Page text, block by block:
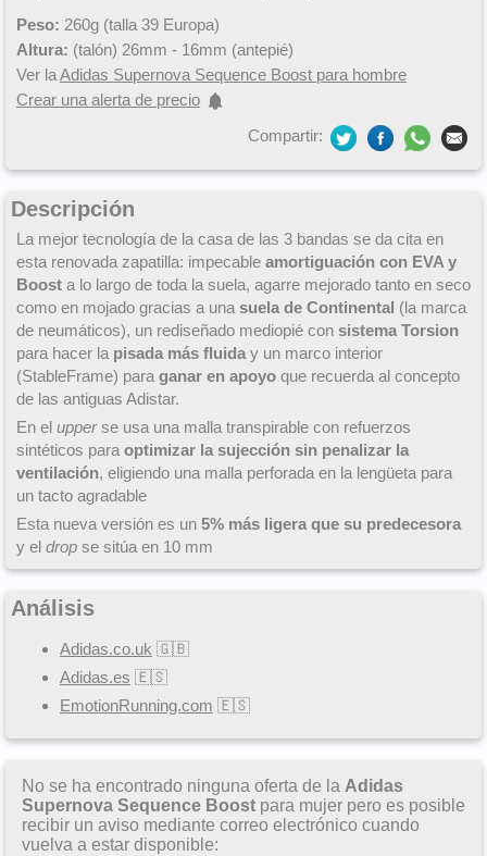
Peso: 260g (talla 39 Europa)
Altura: (talón) 26mm - 16mm (antepié)
Ver laAdidas Supernova Sequence Boost para hombre
Crear una alerta de precio
Compartir:
Descripción
La mejor tecnología de la casa de las 3 bandas se da cita en
esta renovada zapatilla: impecable amortiguación con EVA y
Boost a lo largo de toda la suela, agarre mejorado tanto en seco
como en mojado gracias a una suela de Continental (la marca
de neumáticos), un rediseñado mediopié con sistema Torsion
para hacer la pisada más fluida y un marco interior
(StableFrame) para ganar en apoyo que recuerda al concepto
de las antiguas Adistar.
En el upperse usa una malla transpirable con refuerzos
sintéticos para optimizar la sujección sin penalizar la
ventilación, eligiendo una malla perforada en la lengüeta para
un tacto agradable
Esta nueva versión es un 5% más ligera que su predecesora
y el drop se sitúa en 10 mm
Análisis
Adidas.co.uk 🇬🇧
Adidas.es 🇪🇸
EmotionRunning.com 🇪🇸
No se ha encontrado ninguna oferta de la Adidas
Supernova Sequence Boost para mujer pero es posible
recibir un aviso mediante correo electrónico cuando
vuelva a estar disponible: